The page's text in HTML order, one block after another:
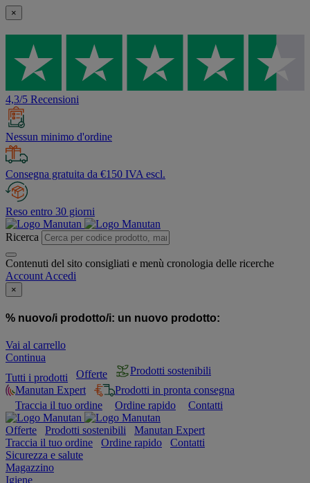
×
4,3/5 Recensioni
Nessun minimo d'ordine
Consegna gratuita da €150 IVA escl.
Reso entro 30 giorni
Ricerca
Contenuti del sito consigliati e menù cronologia delle ricerche
Account Accedi
×
% nuovo/i prodotto/i: un nuovo prodotto:
Vai al carrello
Continua
Tutti i prodotti
Offerte
Prodotti sostenibili
Manutan Expert
Prodotti in pronta consegna
Traccia il tuo ordine
Ordine rapido Contatti
Offerte Prodotti sostenibili
Manutan Expert
Traccia il tuo ordine
Ordine rapido
Contatti
Sicurezza e salute
Magazzino
Igiene